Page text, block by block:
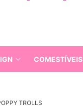
COMESTÍVEIS
TROLLS